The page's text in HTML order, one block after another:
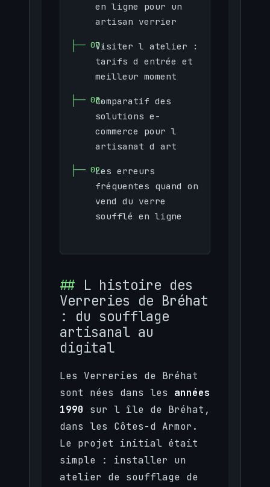
en ligne pour un
artisan verrier
Visiter l atelier :
tarifs d entrée et
meilleur moment
Comparatif des
solutions e-
commerce pour l
artisanat d art
Les erreurs
fréquentes quand on
vend du verre
soufflé en ligne
L histoire des
Verreries de Bréhat
: du soufflage
artisanal au
digital
Les Verreries de Bréhat
sont nées dans les années
1990 sur l île de Bréhat,
dans les Côtes-d Armor.
Le projet initial était
simple : installer un
atelier de soufflage de